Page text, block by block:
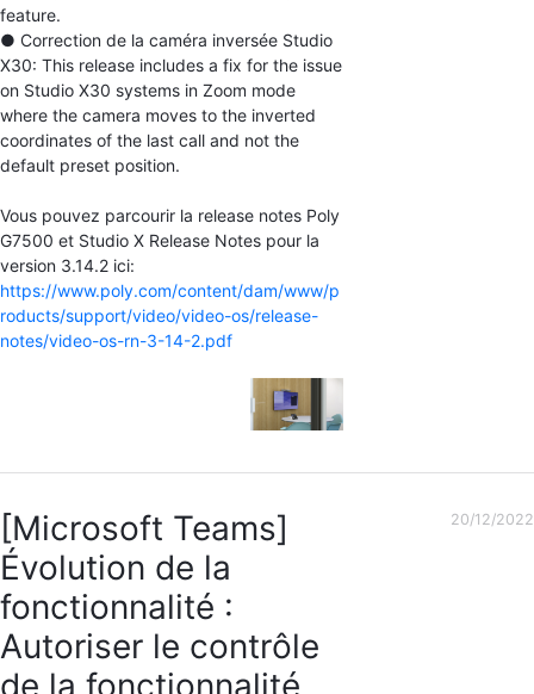
feature.
● Correction de la caméra inversée Studio
X30: This release includes a fix for the issue
on Studio X30 systems in Zoom mode
where the camera moves to the inverted
coordinates of the last call and not the
default preset position.
Vous pouvez parcourir la release notes Poly
G7500 et Studio X Release Notes pour la
version 3.14.2 ici:
https://www.poly.com/content/dam/www/p
roducts/support/video/video-os/release-
notes/video-os-rn-3-14-2.pdf
[Microsoft Teams]
Évolution de la
fonctionnalité :
Autoriser le contrôle
20/12/2022